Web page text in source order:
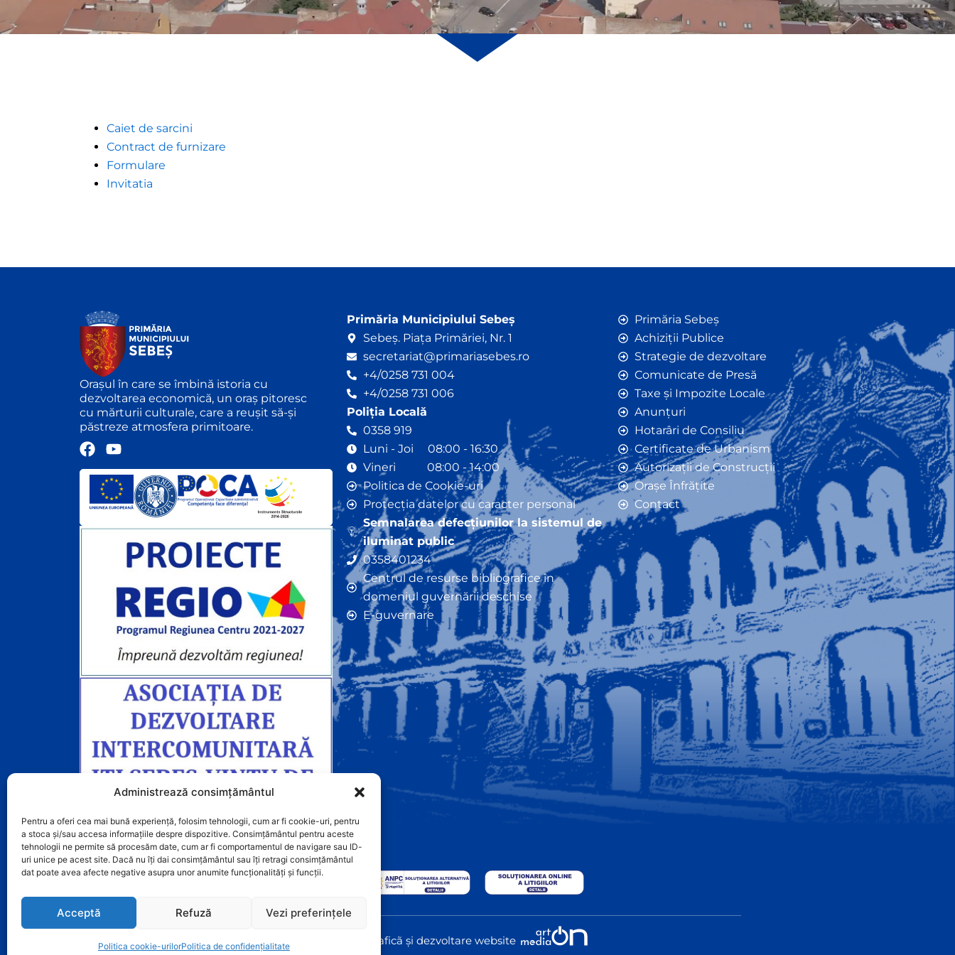
Administrează consimțământul
Pentru a oferi cea mai bună experiență, folosim tehnologii, cum ar fi cookie-uri, pentru
a stoca și/sau accesa informațiile despre dispozitive. Consimțământul pentru aceste
tehnologii ne permite să procesăm date, cum ar fi comportamentul de navigare sau ID-
uri unice pe acest site. Dacă nu îți dai consimțământul sau îți retragi consimțământul
dat poate avea afecte negative asupra unor anumite funcționalități și funcții.
Acceptă Refuză Vezi preferințele
Politica cookie-urilorPolitica de confidențialitate
Caiet de sarcini
Contract de furnizare
Formulare
Invitatia
Orașul în care se îmbină istoria cu
dezvoltarea economică, un oraș pitoresc
cu mărturii culturale, care a reușit să-și
păstreze atmosfera primitoare.
F
c
b
o
Y
u
t
u
b
Primăria Municipiului Sebeș
Sebeș. Piața Primăriei, Nr. 1
secretariat@primariasebes.ro
+4/0258 731 004
+4/0258 731 006
Poliția Locală
0358 919
Luni - Joi 08:00 - 16:30
Vineri 08:00 - 14:00
Politica de Cookie-uri
Protecția datelor cu caracter personal
Semnalarea defecțiunilor la sistemul de
iluminat public
0358401234
Centrul de resurse bibliografice în
domeniul guvernării deschise
E-guvernare
Primăria Sebeș
Achiziții Publice
Strategie de dezvoltare
Comunicate de Presă
Taxe și Impozite Locale
Anunțuri
Hotarâri de Consiliu
Certificate de Urbanism
Autorizații de Construcții
Orașe Înfrățite
Contact
Graficã și dezvoltare website